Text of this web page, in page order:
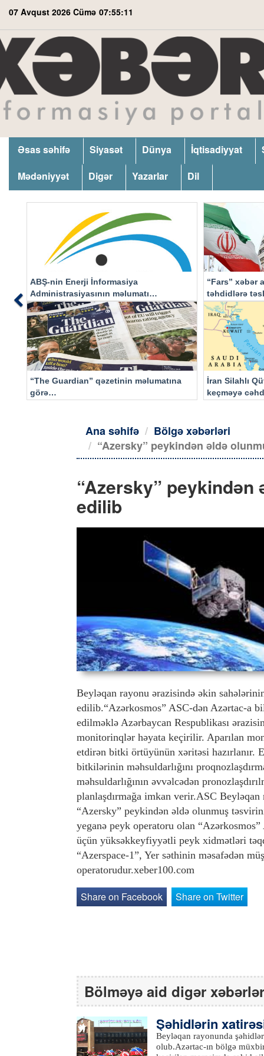
07 Avqust 2026 Cümə 07:55:12
Əsas səhifə Siyasət Dünya İqtisadiyyat
Mədəniyyət
Digər Yazarlar Dil
ABŞ-nin Enerji İnformasiya
Administrasiyasının məlumatı
əsasında…
“Fars” xəbər
təhdidlərə
“The Guardian” qəzetinin məlumatına
görə…
İran Silahlı
keçməyə
Previous
Ana səhifə
Bölgə xəbərləri
“Azersky” peykindən əldə
“Azersky”
edilib
Beyləqan rayonu ərazisində əkin
edilib.“Azərkosmos” ASC-dən Azərtac-a
edilməklə Azərbaycan Respublikası
monitorinqlər həyata keçirilir. Aparılan
etdirən bitki örtüyünün xəritəsi hazırlanır.
bitkilərinin məhsuldarlığını
məhsuldarlığının əvvəlcədən
planlaşdırmağa imkan verir.ASC
“Azersky” peykindən əldə olunmuş
yeganə peyk operatoru olan
üçün yüksəkkeyfiyyətli peyk xidmətləri
“Azerspace-1”, Yer səthinin məsafədən
operatorudur.xeber100.com
Share on Facebook Share on Twitter
Bölməyə aid digər xəbərlər
Şəhidlərin
şı olub
Beyləqan rayonunda
olub.Azərtac-ın bölgə